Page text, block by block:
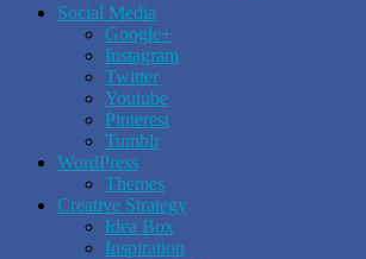
Social Media
Google+
Instagram
Twitter
Youtube
Pinterest
Tumblr
WordPress
Themes
Creative Strategy
Idea Box
Inspiration